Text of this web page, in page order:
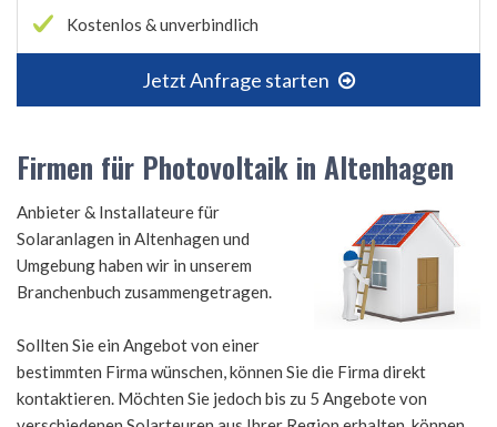
Kostenlos & unverbindlich
Jetzt Anfrage starten
Firmen für Photovoltaik in Altenhagen
Anbieter & Installateure für
Solaranlagen in Altenhagen und
Umgebung haben wir in unserem
Branchenbuch zusammengetragen.
Sollten Sie ein Angebot von einer
bestimmten Firma wünschen, können Sie die Firma direkt
kontaktieren. Möchten Sie jedoch bis zu 5 Angebote von